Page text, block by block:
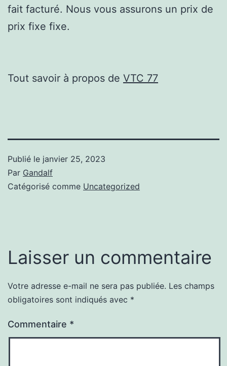
fait facturé. Nous vous assurons un prix de
prix fixe fixe.
Tout savoir à propos de VTC 77
Publié le janvier 25, 2023
Par Gandalf
Catégorisé comme Uncategorized
Laisser un commentaire
Votre adresse e-mail ne sera pas publiée. Les champs
obligatoires sont indiqués avec *
Commentaire *